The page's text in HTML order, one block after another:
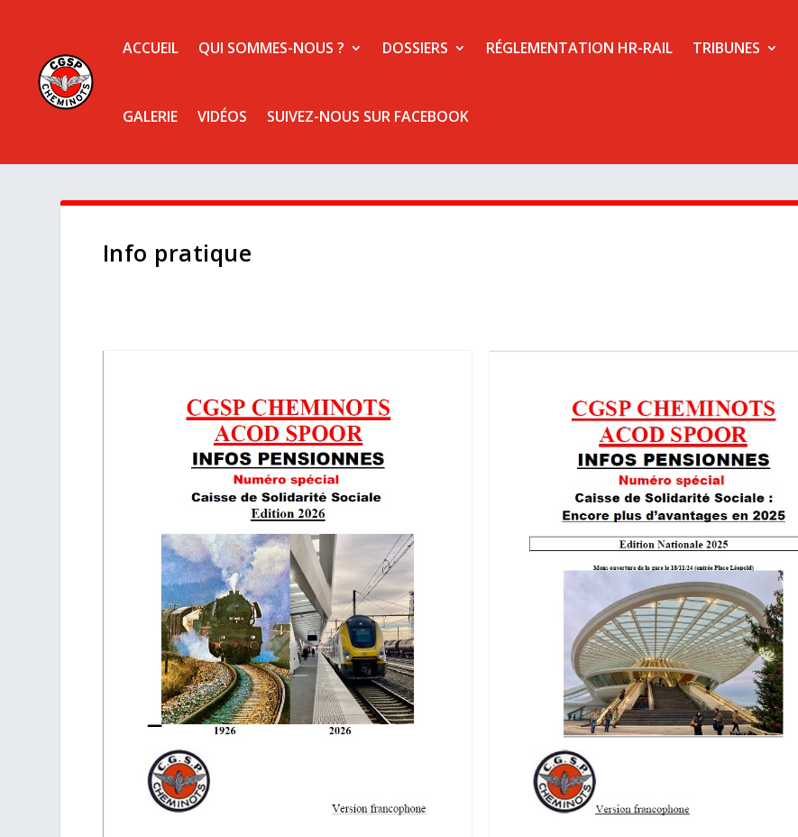
ACCUEIL QUI SOMMES-NOUS ? DOSSIERS RÉGLEMENTATION HR-RAIL TRIBUNES
GALERIE VIDÉOS SUIVEZ-NOUS SUR FACEBOOK
Info pratique